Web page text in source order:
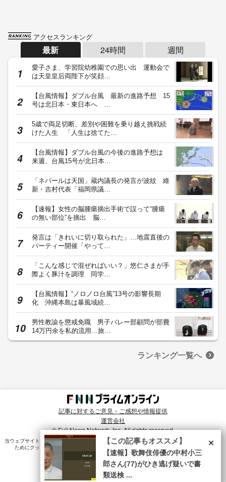
アクセスランキング
最新 24時間 週間
愛子さま、学習院幼稚園での思い出 運動会で
は天皇皇后両陛下が笑顔…
【台風情報】ダブル台風 最新の進路予想 15
号は北日本・東日本へ …
5歳で両足切断、差別や困難を乗り越え挑戦続
けた人生 「人生は捨てた…
【台風情報】ダブル台風の今後の進路予想は
来週、台風15号が北日本…
「ネパールは天国」蔵内議長の発言が波紋 維
新・吉村代表「福岡県議…
【速報】女性の脳腫瘍摘出手術で誤って“腫瘍
の無い部位”を摘出 脳…
発言は「きれいに切り取られた」…地震直後の
パーティー開催「やって…
「こんな感じで混ぜればいい？」悠仁さまが手
際よく豚汁を調理 同学…
【台風情報】“ノロノロ台風”13号の影響長期
化 沖縄本島は暴風域続…
男性教諭を懲戒免職 男子バレー部顧問が部費
14万円余を私的流用…旅…
ランキング一覧へ
記事に対するご意見・ご感想や情報提供
運営会社
© Fuji News Network, Inc. All rights reserved.
当ウェブサイトでは、ユーザのニーズ・興味・関⼼に合致したコンテンツや広告配信を提供する
ためにクッキーを使⽤しています。詳細は、
プライバシーポリシー をご確認ください。×
【この記事もオススメ】
【速報】歌舞伎俳優の中村小三
郎さん(77)がひき逃げ疑いで書
類送検 ...